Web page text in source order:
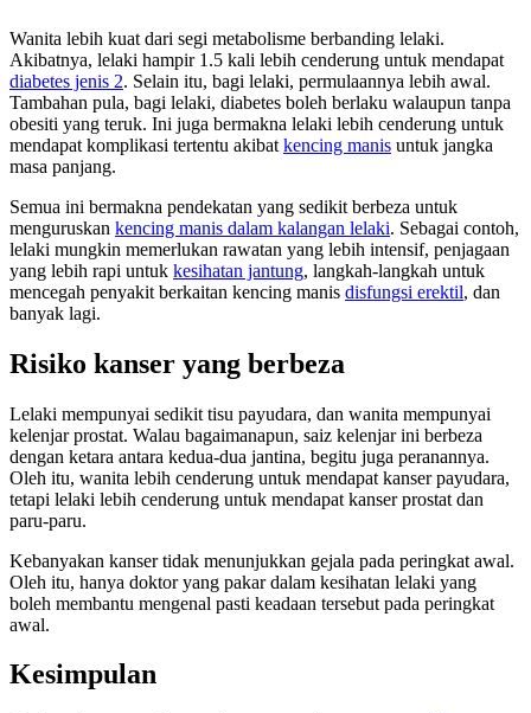
Wanita lebih kuat dari segi metabolisme berbanding lelaki.
Akibatnya, lelaki hampir 1.5 kali lebih cenderung untuk mendapat
diabetes jenis 2. Selain itu, bagi lelaki, permulaannya lebih awal.
Tambahan pula, bagi lelaki, diabetes boleh berlaku walaupun tanpa
obesiti yang teruk. Ini juga bermakna lelaki lebih cenderung untuk
mendapat komplikasi tertentu akibat kencing manis untuk jangka
masa panjang.
Semua ini bermakna pendekatan yang sedikit berbeza untuk
menguruskan kencing manis dalam kalangan lelaki. Sebagai contoh,
lelaki mungkin memerlukan rawatan yang lebih intensif, penjagaan
yang lebih rapi untuk kesihatan jantung, langkah-langkah untuk
mencegah penyakit berkaitan kencing manis disfungsi erektil, dan
banyak lagi.
Risiko kanser yang berbeza
Lelaki mempunyai sedikit tisu payudara, dan wanita mempunyai
kelenjar prostat. Walau bagaimanapun, saiz kelenjar ini berbeza
dengan ketara antara kedua-dua jantina, begitu juga peranannya.
Oleh itu, wanita lebih cenderung untuk mendapat kanser payudara,
tetapi lelaki lebih cenderung untuk mendapat kanser prostat dan
paru-paru.
Kebanyakan kanser tidak menunjukkan gejala pada peringkat awal.
Oleh itu, hanya doktor yang pakar dalam kesihatan lelaki yang
boleh membantu mengenal pasti keadaan tersebut pada peringkat
awal.
Kesimpulan